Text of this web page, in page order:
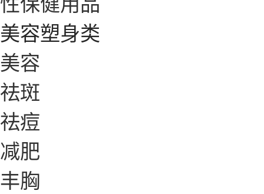
美容塑身类
美容
祛斑
祛痘
减肥
丰胸